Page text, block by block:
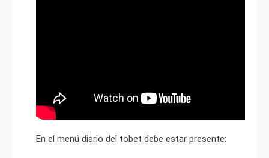
En el menú diario del tobet debe estar presente: